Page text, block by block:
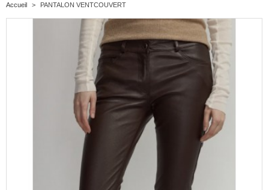
Accueil > PANTALON VENTCOUVERT